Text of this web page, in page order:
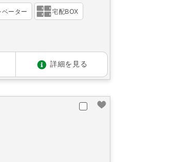
ベーター 宅配BOX
詳細を見る